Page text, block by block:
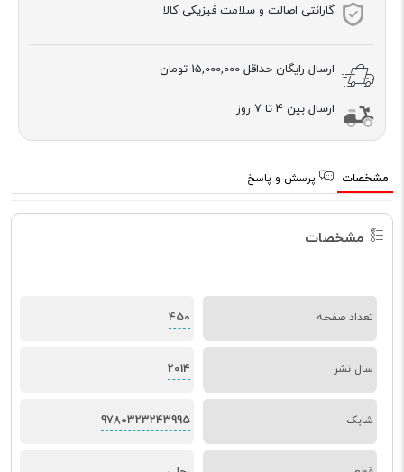
گارانتی اصالت و سلامت فیزیکی کالا
ارسال رایگان حداقل 15,000,000 تومان
ارسال بین 4 تا 7 روز
مشخصات پرسش و پاسخ
مشخصات
تعداد صفحه 450
سال نشر 2014
شابک 9780323243995